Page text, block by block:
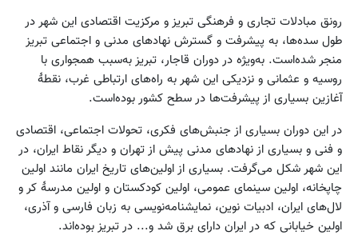
رونق مبادلات تجاری و فرهنگی تبریز و مرکزیت اقتصادی این شهر در
طول سده‌ها، به پیشرفت و گسترش نهادهای مدنی و اجتماعی تبریز
منجر شده‌است. به‌ویژه در دوران قاجار، تبریز به‌سبب همجواری با
روسیه و عثمانی و نزدیکی این شهر به راه‌های ارتباطی غرب، نقطهٔ
آغازین بسیاری از پیشرفت‌ها در سطح کشور بوده‌است.
در این دوران بسیاری از جنبش‌های فکری، تحولات اجتماعی، اقتصادی
و فنی و بسیاری از نهاد‌های مدنی پیش از تهران و دیگر نقاط ایران، در
این شهر شکل می‌گرفت. بسیاری از اولین‌های تاریخ ایران مانند اولین
چاپخانه، اولین سینمای عمومی، اولین کودکستان و اولین مدرسهٔ کر و
لال‌های ایران، ادبیات نوین، نمایشنامه‌نویسی به زبان فارسی و آذری،
اولین خیابانی که در ایران دارای برق شد و... در تبریز بوده‌اند.